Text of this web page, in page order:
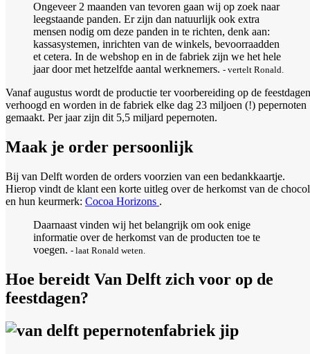
Ongeveer 2 maanden van tevoren gaan wij op zoek naar
leegstaande panden. Er zijn dan natuurlijk ook extra
mensen nodig om deze panden in te richten, denk aan:
kassasystemen, inrichten van de winkels, bevoorraadden
et cetera. In de webshop en in de fabriek zijn we het hele
jaar door met hetzelfde aantal werknemers. - vertelt Ronald.
Vanaf augustus wordt de productie ter voorbereiding op de feestdagen
verhoogd en worden in de fabriek elke dag 23 miljoen (!) pepernoten
gemaakt. Per jaar zijn dit 5,5 miljard pepernoten.
Maak je order persoonlijk
Bij van Delft worden de orders voorzien van een bedankkaartje.
Hierop vindt de klant een korte uitleg over de herkomst van de
en hun keurmerk: Cocoa Horizons .
Daarnaast vinden wij het belangrijk om ook enige
informatie over de herkomst van de producten toe te
voegen. - laat Ronald weten.
Hoe bereidt Van Delft zich voor op de
feestdagen?